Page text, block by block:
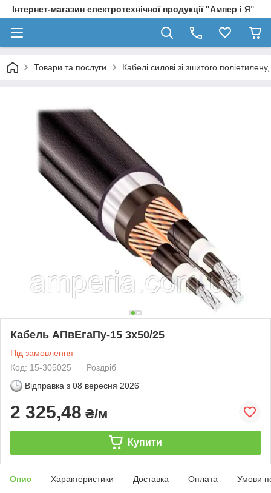
Інтернет-магазин електротехнічної продукції "Ампер і Я"
Товари та послуги Кабелі силові зі зшитого
Кабель АПвЕгаПу‑15 3х50/25
Під замовлення
Код: 15-305025
Роздріб
Відправка з 08 вересня 2026
2 325,48 ₴/м
Купити
Опис Характеристики Доставка Оплата Умови